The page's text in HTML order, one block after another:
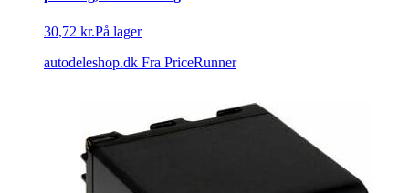
30,72 kr.På lager
autodeleshop.dk Fra PriceRunner